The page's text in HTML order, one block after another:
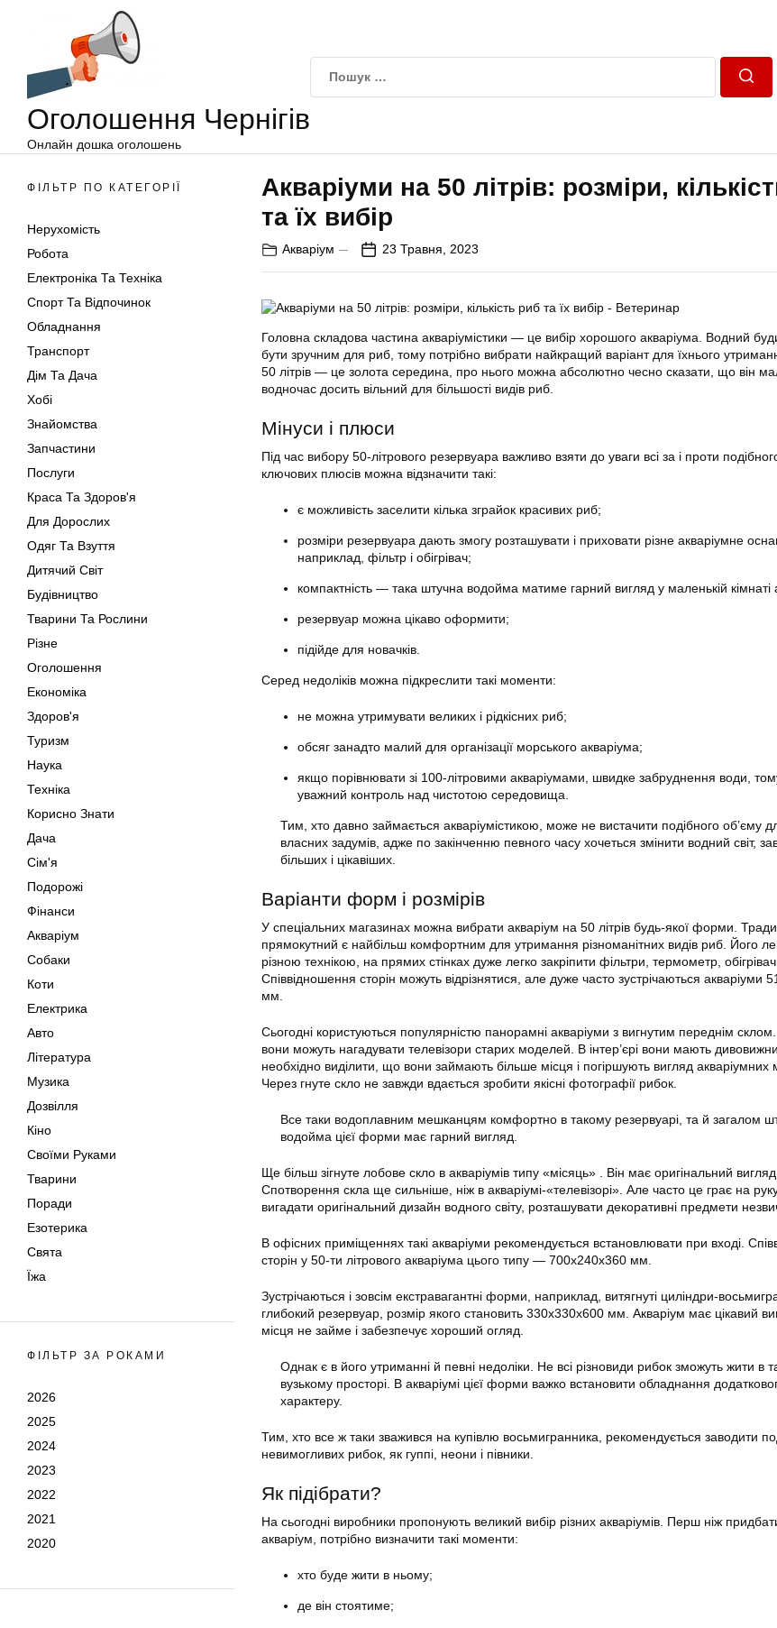
Оголошення Чернігів
Онлайн дошка оголошень
ФІЛЬТР ПО КАТЕГОРІЇ
Нерухомість
Робота
Електроніка Та Техніка
Спорт Та Відпочинок
Обладнання
Транспорт
Дім Та Дача
Хобі
Знайомства
Запчастини
Послуги
Краса Та Здоров'я
Для Дорослих
Одяг Та Взуття
Дитячий Світ
Будівництво
Тварини Та Рослини
Різне
Оголошення
Економіка
Здоров'я
Туризм
Наука
Техніка
Корисно Знати
Дача
Сім'я
Подорожі
Фінанси
Акваріум
Собаки
Коти
Електрика
Авто
Література
Музика
Дозвілля
Кіно
Своїми Руками
Тварини
Поради
Езотерика
Свята
Їжа
ФІЛЬТР ЗА РОКАМИ
2026
2025
2024
2023
2022
2021
2020
Акваріуми на 50 літрів: розміри,
та їх вибір
Акваріум 23 Травня, 2023
Головна складова частина акваріумістики — це вибір хорошого акваріума. Водний
бути зручним для риб, тому потрібно вибрати найкращий варіант для їхнього
50 літрів — це золота середина, про нього можна абсолютно чесно сказати, що він
водночас досить вільний для більшості видів риб.
Мінуси і плюси
Під час вибору 50-літрового резервуара важливо взяти до уваги всі за і проти
ключових плюсів можна відзначити такі:
є можливість заселити кілька зграйок красивих риб;
розміри резервуара дають змогу розташувати і приховати різне акваріумне
наприклад, фільтр і обігрівач;
компактність — така штучна водойма матиме гарний вигляд у маленькій кімнаті
резервуар можна цікаво оформити;
підійде для новачків.
Серед недоліків можна підкреслити такі моменти:
не можна утримувати великих і рідкісних риб;
обсяг занадто малий для організації морського акваріума;
якщо порівнювати зі 100-літровими акваріумами, швидке забруднення води,
уважний контроль над чистотою середовища.
Тим, хто давно займається акваріумістикою, може не вистачити подібного об’єму
власних задумів, адже по закінченню певного часу хочеться змінити водний світ,
більших і цікавіших.
Варіанти форм і розмірів
У спеціальних магазинах можна вибрати акваріум на 50 літрів будь-якої форми.
прямокутний є найбільш комфортним для утримання різноманітних видів риб. Його
різною технікою, на прямих стінках дуже легко закріпити фільтри, термометр, обігрівач.
Співвідношення сторін можуть відрізнятися, але дуже часто зустрічаються акваріуми
мм.
Сьогодні користуються популярністю панорамні акваріуми з вигнутим переднім
вони можуть нагадувати телевізори старих моделей. В інтер’єрі вони мають
необхідно виділити, що вони займають більше місця і погіршують вигляд акваріумних
Через гнуте скло не завжди вдається зробити якісні фотографії рибок.
Все таки водоплавним мешканцям комфортно в такому резервуарі, та й загалом
водойма цієї форми має гарний вигляд.
Ще більш зігнуте лобове скло в акваріумів типу «місяць» . Він має оригінальний вигляд
Спотворення скла ще сильніше, ніж в акваріумі-«телевізорі». Але часто це грає на
вигадати оригінальний дизайн водного світу, розташувати декоративні предмети
В офісних приміщеннях такі акваріуми рекомендується встановлювати при вході.
сторін у 50-ти літрового акваріума цього типу — 700х240х360 мм.
Зустрічаються і зовсім екстравагантні форми, наприклад, витягнуті циліндри-
глибокий резервуар, розмір якого становить 330х330х600 мм. Акваріум має цікавий
місця не займе і забезпечує хороший огляд.
Однак є в його утриманні й певні недоліки. Не всі різновиди рибок зможуть жити в
вузькому просторі. В акваріумі цієї форми важко встановити обладнання
характеру.
Тим, хто все ж таки зважився на купівлю восьмигранника, рекомендується заводити
невимогливих рибок, як гуппі, неони і півники.
Як підібрати?
На сьогодні виробники пропонують великий вибір різних акваріумів. Перш ніж
акваріум, потрібно визначити такі моменти:
хто буде жити в ньому;
де він стоятиме;